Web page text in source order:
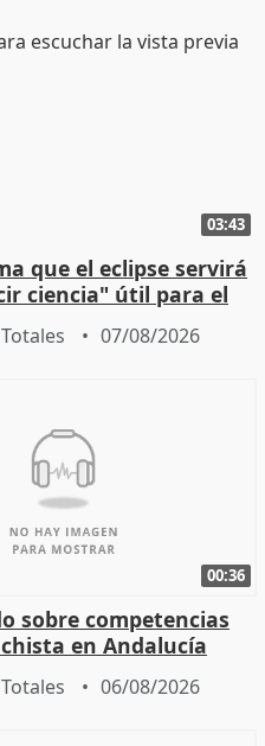
03:43
que el eclipse servirá
ciencia" útil para el
07/08/2026
00:36
sobre competencias
en Andalucía
06/08/2026